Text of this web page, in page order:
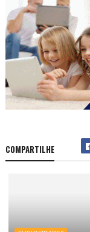
COMPARTILHE